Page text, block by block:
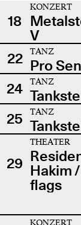
18
KONZERT
V
22
TANZ
Pro
24
TANZ
25
TANZ
29
THEATER
Hakim
flags
KONZERT